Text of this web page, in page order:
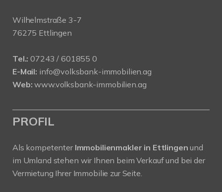
Wilhelmstraße 3-7
76275 Ettlingen
Tel.: 07243 / 601855 0
E-Mail: info@volksbank-immobilien.ag
Web: www.volksbank-immobilien.ag
PROFIL
Als kompetenter Immobilienmakler in Ettlingen und
im Umland stehen wir Ihnen beim Verkauf und bei der
Vermietung Ihrer Immobilie zur Seite.